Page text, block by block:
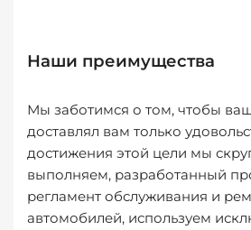
Наши преимущества
Мы заботимся о том, чтобы
доставлял вам только
достижения этой цели мы
выполняем, разработанный
регламент обслуживания и
автомобилей, используем